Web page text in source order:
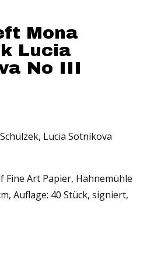
Mona
Lucia
No III
Lucia Sotnikova
Fine Art Papier, Hahnemühle
Auflage: 40 Stück, signiert,